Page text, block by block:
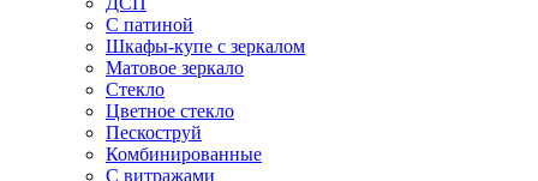
С патиной
Шкафы-купе с зеркалом
Матовое зеркало
Стекло
Цветное стекло
Пескоструй
Комбинированные
С витражами